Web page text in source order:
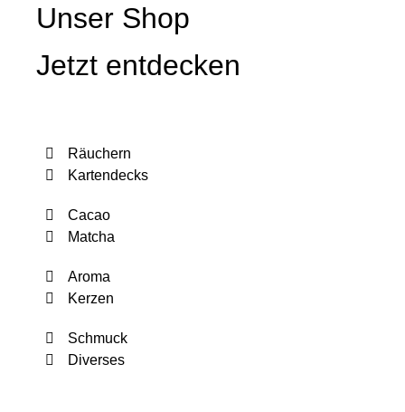
Unser Shop
Jetzt entdecken
Räuchern
Kartendecks
Cacao
Matcha
Aroma
Kerzen
Schmuck
Diverses